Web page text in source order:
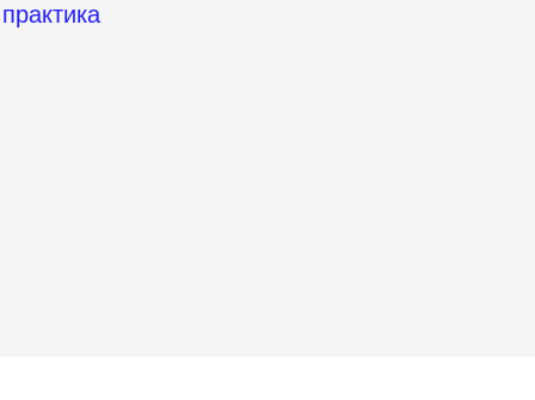
практика